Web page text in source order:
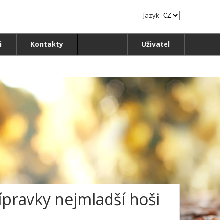
Jazyk
Kontakty Uživatel
nejmladší hoši